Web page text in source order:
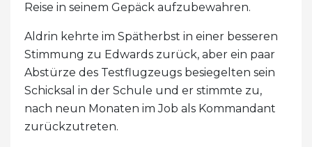
Reise in seinem Gepäck aufzubewahren.
Aldrin kehrte im Spätherbst in einer besseren
Stimmung zu Edwards zurück, aber ein paar
Abstürze des Testflugzeugs besiegelten sein
Schicksal in der Schule und er stimmte zu,
nach neun Monaten im Job als Kommandant
zurückzutreten.